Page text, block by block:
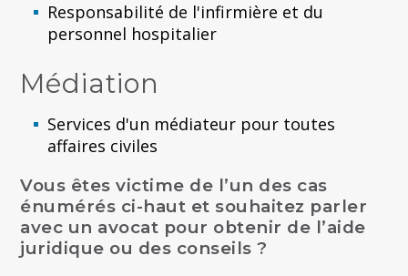
Responsabilité de l'infirmière et du
personnel hospitalier
Médiation
Services d'un médiateur pour toutes
affaires civiles
Vous êtes victime de l’un des cas
énumérés ci-haut et souhaitez parler
avec un avocat pour obtenir de l’aide
juridique ou des conseils ?